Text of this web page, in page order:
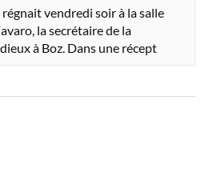
vendredi soir à la salle
la secrétaire de la
à Boz. Dans une récept